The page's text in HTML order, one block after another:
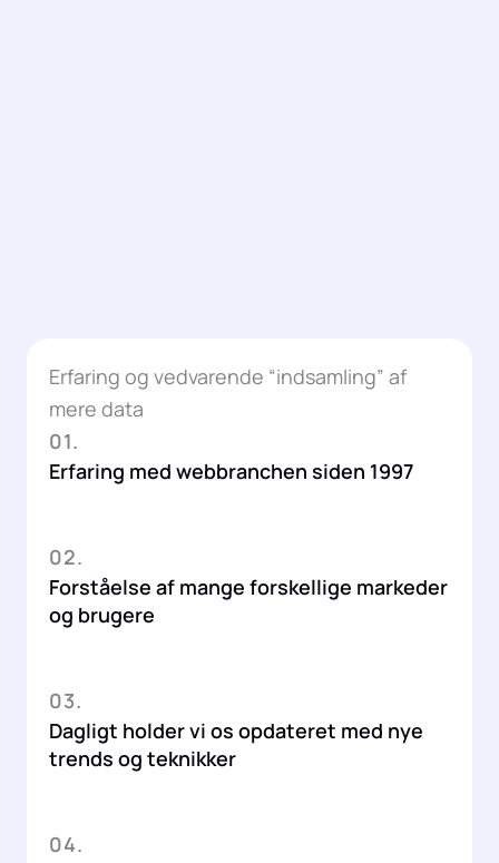
Erfaring og vedvarende “indsamling” af
mere data
01.
Erfaring med webbranchen siden 1997
02.
Forståelse af mange forskellige markeder
og brugere
03.
Dagligt holder vi os opdateret med nye
trends og teknikker
04.